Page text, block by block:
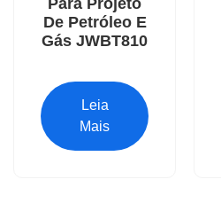
De Petróleo E
Gás JWBT810
Leia
Mais